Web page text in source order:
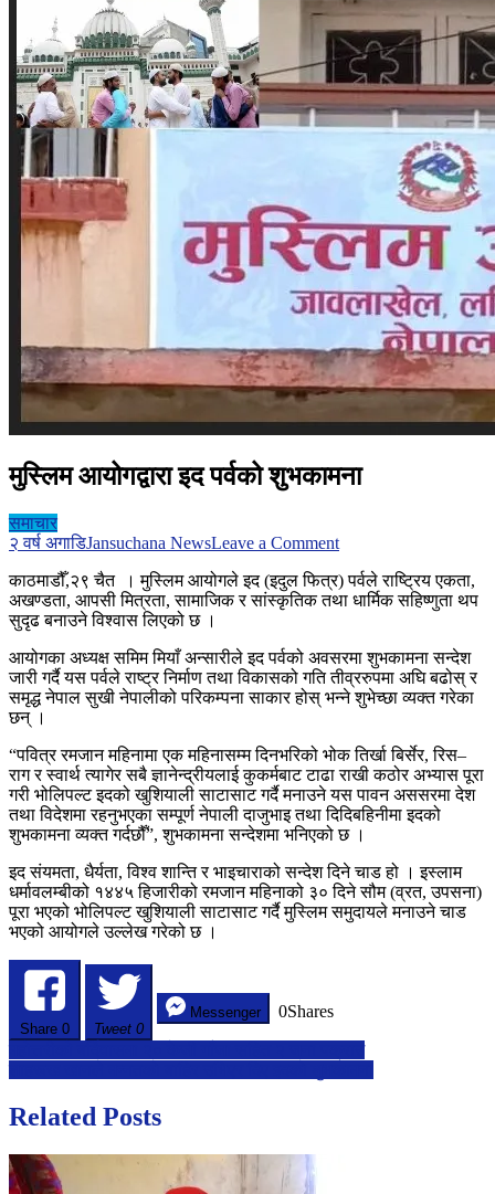
मुस्लिम आयोगद्वारा इद पर्वको शुभकामना
समाचार
२ वर्ष अगाडिJansuchana NewsLeave a Commenton
आयोगद्वारा
इद
काठमाडौँ,२९ चैत । मुस्लिम आयोगले इद (इदुल फित्र) पर्वले राष्ट्रिय एकता,
अखण्डता, आपसी मित्रता, सामाजिक र सांस्कृतिक तथा धार्मिक सहिष्णुता थप
सुदृढ बनाउने विश्वास लिएको छ ।
आयोगका अध्यक्ष समिम मियाँ अन्सारीले इद पर्वको अवसरमा शुभकामना सन्देश
जारी गर्दै यस पर्वले राष्ट्र निर्माण तथा विकासको गति तीव्ररुपमा अघि बढोस् र
समृद्ध नेपाल सुखी नेपालीको परिकम्पना साकार होस् भन्ने शुभेच्छा व्यक्त गरेका
छन् ।
“पवित्र रमजान महिनामा एक महिनासम्म दिनभरिको भोक तिर्खा बिर्सेर, रिस–
राग र स्वार्थ त्यागेर सबै ज्ञानेन्द्रीयलाई कुकर्मबाट टाढा राखी कठोर अभ्यास पूरा
गरी भोलिपल्ट इदको खुशियाली साटासाट गर्दै मनाउने यस पावन अससरमा देश
तथा विदेशमा रहनुभएका सम्पूर्ण नेपाली दाजुभाइ तथा दिदिबहिनीमा इदको
शुभकामना व्यक्त गर्दछौँ”, शुभकामना सन्देशमा भनिएको छ ।
इद संयमता, धैर्यता, विश्व शान्ति र भाइचाराको सन्देश दिने चाड हो । इस्लाम
धर्मावलम्बीको १४४५ हिजारीको रमजान महिनाको ३० दिने सौम (व्रत, उपसना)
पूरा भएको भोलिपल्ट खुशियाली साटासाट गर्दै मुस्लिम समुदायले मनाउने चाड
भएको आयोगले उल्लेख गरेको छ ।
Share 0 Tweet 0
Messenger 0Shares
Post
navigation
Related Posts